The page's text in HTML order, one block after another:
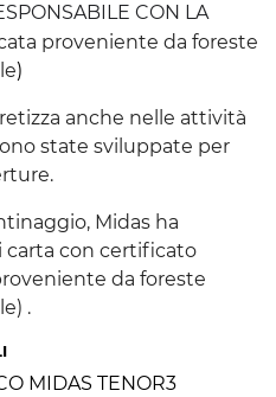
CON LA
proveniente da foreste
)
anche nelle attività
state sviluppate per
Midas ha
carta con certificato
da foreste
.
MIDAS TENOR3